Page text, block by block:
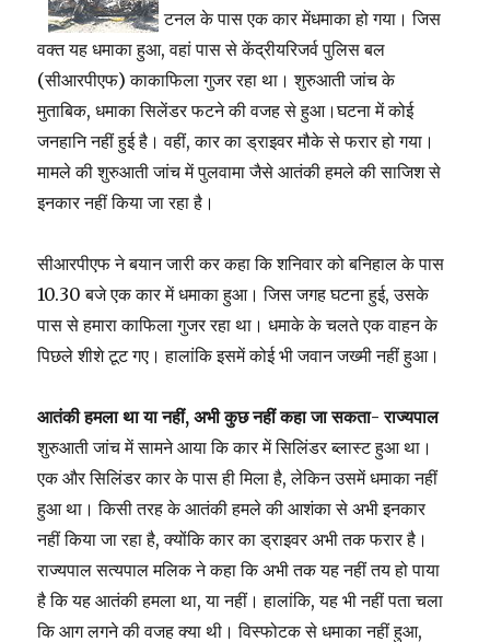
टनल के पास एक कार मेंधमाका हो गया। जिस
वक्त यह धमाका हुआ, वहां पास से केंद्रीयरिजर्व पुलिस बल
(सीआरपीएफ) काकाफिला गुजर रहा था। शुरुआती जांच के
मुताबिक, धमाका सिलेंडर फटने की वजह से हुआ।घटना में कोई
जनहानि नहीं हुई है। वहीं, कार का ड्राइवर मौके से फरार हो गया।
मामले की शुरुआती जांच में पुलवामा जैसे आतंकी हमले की साजिश से
इनकार नहीं किया जा रहा है।
सीआरपीएफ ने बयान जारी कर कहा कि शनिवार को बनिहाल के पास
10.30 बजे एक कार में धमाका हुआ। जिस जगह घटना हुई, उसके
पास से हमारा काफिला गुजर रहा था। धमाके के चलते एक वाहन के
पिछले शीशे टूट गए। हालांकि इसमें कोई भी जवान जख्मी नहीं हुआ।
आतंकी हमला था या नहीं, अभी कुछ नहीं कहा जा सकता- राज्यपाल
शुरुआती जांच में सामने आया कि कार में सिलिंडर ब्लास्ट हुआ था।
एक और सिलिंडर कार के पास ही मिला है, लेकिन उसमें धमाका नहीं
हुआ था। किसी तरह के आतंकी हमले की आशंका से अभी इनकार
नहीं किया जा रहा है, क्योंकि कार का ड्राइवर अभी तक फरार है।
राज्यपाल सत्यपाल मलिक ने कहा कि अभी तक यह नहीं तय हो पाया
है कि यह आतंकी हमला था, या नहीं। हालांकि, यह भी नहीं पता चला
कि आग लगने की वजह क्या थी। विस्फोटक से धमाका नहीं हुआ,